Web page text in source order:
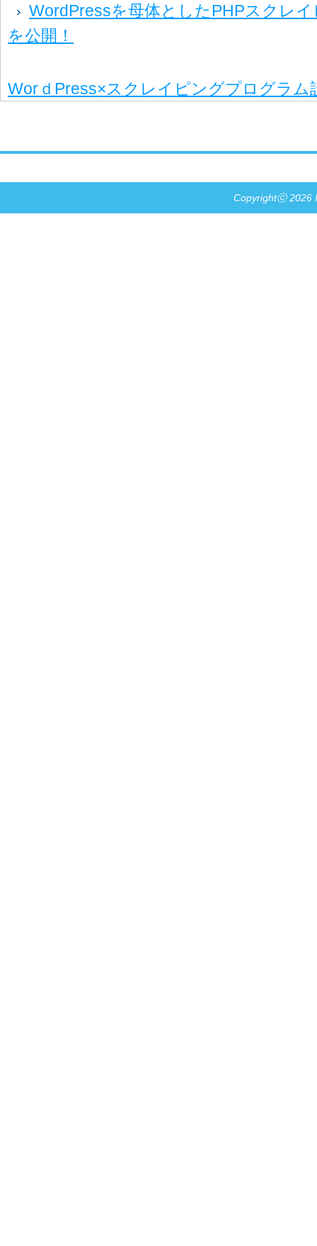
WordPressを母体としたPHPスクレ
を公開！
WorｄPress×スクレイピングプログラム
Copyrightⓒ 2026